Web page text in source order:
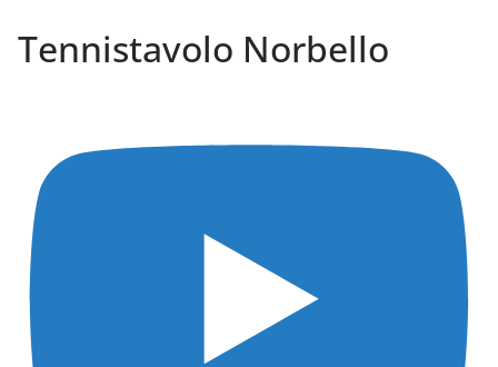
Tennistavolo Norbello